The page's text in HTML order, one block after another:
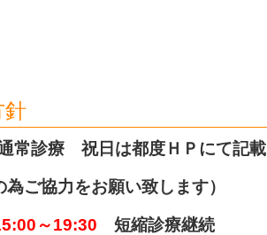
針
常診療 祝日は都度ＨＰにて記載
為ご協力をお願い致します）
～19:30 短縮診療継続